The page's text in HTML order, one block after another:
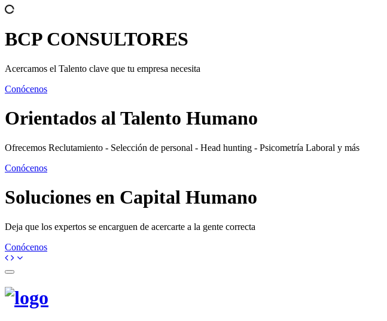
BCPCONSULTORES
Acercamos el Talento clave que tu empresa necesita
Conócenos
Orientados alTalento Humano
Ofrecemos Reclutamiento - Selección de personal - Head hunting - Psicometría Laboral y más
Conócenos
Soluciones en Capital Humano
Deja que los expertos se encarguen de acercarte a la gente correcta
Conócenos
Toggle